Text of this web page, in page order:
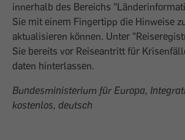
innerhalb des Bereichs
Sie mit einem Fingertipp die Hinweise
aktualisieren können. Unter
Sie bereits vor Reiseantritt für
daten hinterlassen.
Bundesministerium für Europa,
kostenlos, deutsch